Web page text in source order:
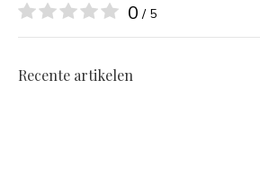
0 / 5
Recente artikelen